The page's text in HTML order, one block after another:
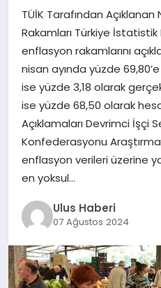
TEKNOLOJI
EĞITIM
MAGAZIN
SPOR
YAŞAM
TÜİK Tarafından Açıklanan
Rakamları Türkiye İstatistik
enflasyon rakamlarını
nisan ayında yüzde
ise yüzde 3,18 olarak
ise yüzde 68,50 olarak
Açıklamaları Devrimci İşçi
Konfederasyonu
enflasyon verileri üzerine
en yoksul…
Ulus Haberi
07 Ağustos 2024